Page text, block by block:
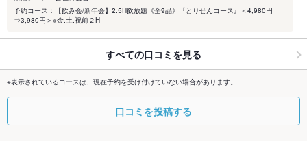
予約コース：【飲み会/新年会】2.5H飲放題《全9品》『とりせんコース』＜4,980円
⇒3,980円＞※金.土.祝前２H
すべての口コミを見る
※表示されているコースは、現在予約を受け付けていない場合があります。
口コミを投稿する